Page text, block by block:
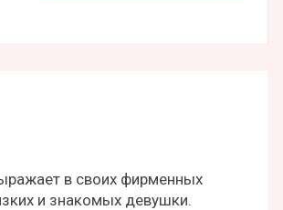
в своих фирменных
и знакомых девушки.